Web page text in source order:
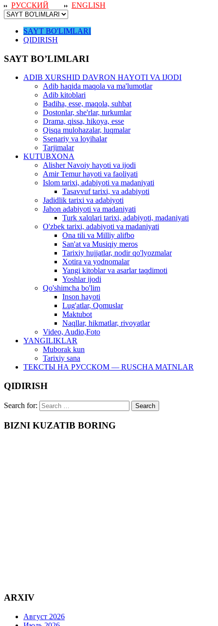
РУССКИЙ
ENGLISH
SAYT BO'LIMLARI
QIDIRISH
SAYT BO’LIMLARI
ADIB XURSHID DAVRON HAYOTI VA IJODI
Adib haqida maqola va ma'lumotlar
Adib kitoblari
Badiha, esse, maqola, suhbat
Dostonlar, she'rlar, turkumlar
Drama, qissa, hikoya, esse
Qisqa mulohazalar, luqmalar
Ssenariy va loyihalar
Tarjimalar
KUTUBXONA
Alisher Navoiy hayoti va ijodi
Amir Temur hayoti va faoliyati
Islom tarixi, adabiyoti va madaniyati
Tasavvuf tarixi, va adabiyoti
Jadidlik tarixi va adabiyoti
Jahon adabiyoti va madaniyati
Turk xalqlari tarixi, adabiyoti, madaniyati
O'zbek tarixi, adabiyoti va madaniyati
Ona tili va Milliy alifbo
San'at va Musiqiy meros
Tarixiy hujjatlar, nodir qo'lyozmalar
Xotira va yodnomalar
Yangi kitoblar va asarlar taqdimoti
Yoshlar ijodi
Qo'shimcha bo'lim
Inson hayoti
Lug'atlar, Qomuslar
Maktubot
Naqllar, hikmatlar, rivoyatlar
Video, Audio,Foto
YANGILIKLAR
Muborak kun
Tarixiy sana
ТЕКСТЫ НА РУССКОМ — RUSCHA MATNLAR
QIDIRISH
Search for:
BIZNI KUZATIB BORING
ARXIV
Август 2026